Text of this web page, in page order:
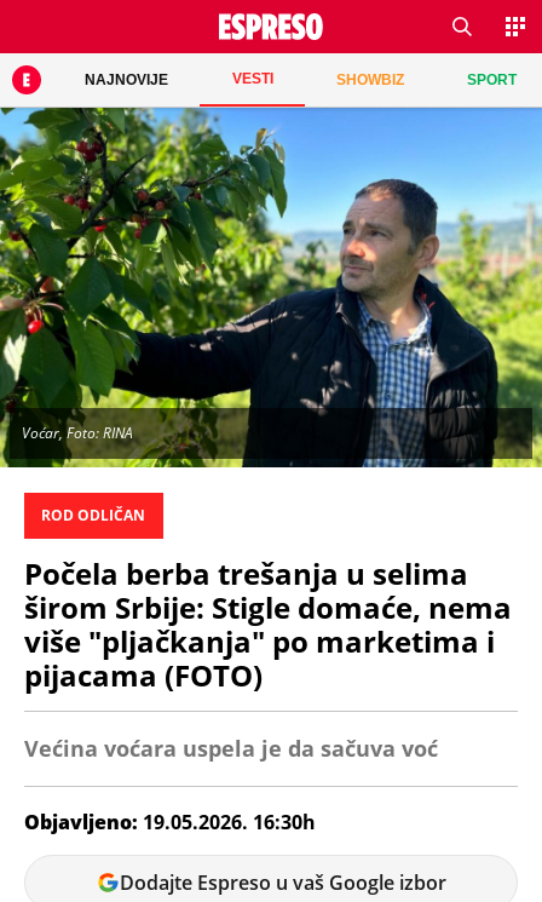
NAJNOVIJE VESTI SHOWBIZ SPORT
Voćar, Foto: RINA
ROD ODLIČAN
Počela berba trešanja u selima
širom Srbije: Stigle domaće, nema
više "pljačkanja" po marketima i
pijacama (FOTO)
Većina voćara uspela je da sačuva voć
Objavljeno: 19.05.2026. 16:30h
Miloš
DojčinovićDodajte Espreso u vaš Google izbor